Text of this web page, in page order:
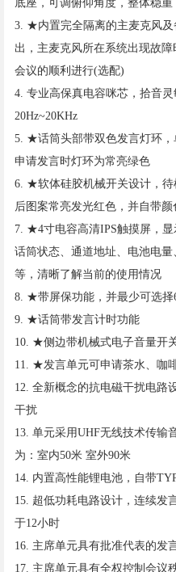
底座，可调俯仰角度，整体稳重
3. ★内置完全隔离的主麦克风
出，主麦克风所在系统出现故
会议的顺利进行(选配)
4. 专业高保真电容咪芯，拾音
20Hz~20KHz
5. ★话筒头部带双色发言灯环
申请发言时灯环为常亮绿色
6. ★软体硅胶机械开关设计，
后图案常亮发光红色，并自带颜
7. ★4寸电容高清IPS触摸屏，
话筒状态、通道地址、电池电
等，清晰了解当前的使用情况
8. ★带屏保功能，并最少可选择
9. ★话筒带发言计时功能
10. ★侧边带机械式电子音量开
11. ★发言单元可申请茶水、咖
12. 全新概念的抗电磁干扰电路
干扰
13. 单元采用UHF无线技术传输
为：室内50米 室外90米
14. 内置高性能锂电池，自带
15. 超低功耗电路设计，连续发
于12小时
16. 主席单元具有批准代表的发
17. 主席单元具有全权控制会议